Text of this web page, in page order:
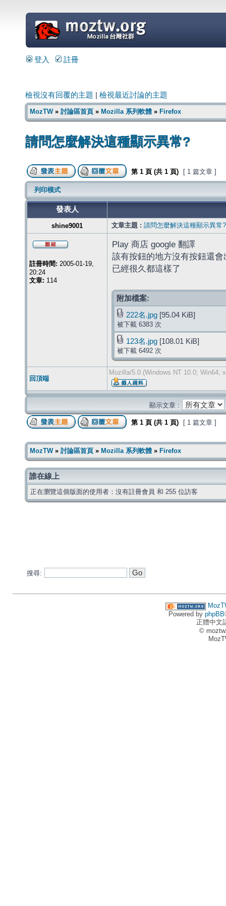
=
登入 註冊
檢視沒有回覆的主題 檢視最近討論的主題
MozTW» 討論區首頁 » Mozilla 系列軟體 » Firefox
請問怎麼解決這種顯示異常?
第 1 頁 (共 1 頁) [ 1 篇文章 ]
列印模式
發表人
shine9001 文章主題 : 請問怎麼解決這種顯示異常?
註冊時間: 2005-01-19,
20:24
文章: 114
Play 商店 google 翻譯
該有按鈕的地方沒有按鈕還
已經很久都這樣了
附加檔案:
222名.jpg [95.04 KiB]
被下載 6383 次
123名.jpg [108.01 KiB]
被下載 6492 次
回頂端
Mozilla/5.0 (Windows NT 10.0; Win64;
顯示文章 :
第 1 頁 (共 1 頁) [ 1 篇文章 ]
MozTW» 討論區首頁 » Mozilla 系列軟體 » Firefox
誰在線上
正在瀏覽這個版面的使用者：沒有註冊會員 和 255 位訪客
搜尋:
Powered by phpBB
正體中文
©